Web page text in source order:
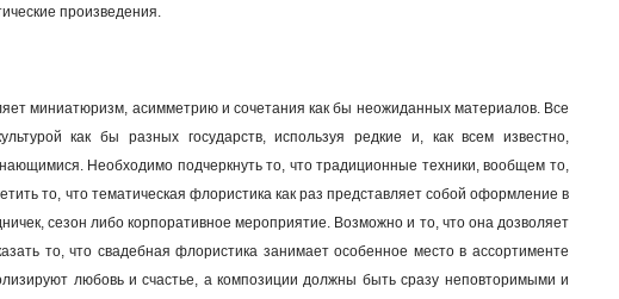
произведения.
миниатюризм, асимметрию и сочетания как бы неожиданных материалов. Все
как бы разных государств, используя редкие и, как всем известно,
Необходимо подчеркнуть то, что традиционные техники, вообщем то,
то, что тематическая флористика как раз представляет собой оформление в
сезон либо корпоративное мероприятие. Возможно и то, что она дозволяет
то, что свадебная флористика занимает особенное место в ассортименте
любовь и счастье, а композиции должны быть сразу неповторимыми и